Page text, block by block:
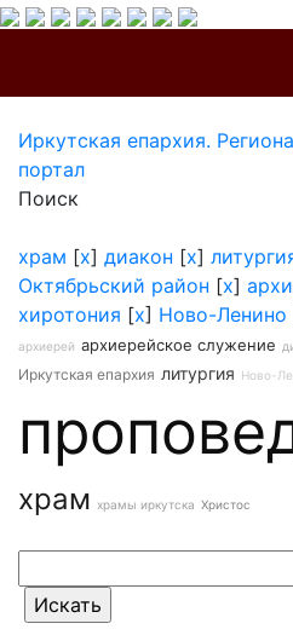
Иркутская епархия.
портал
Поиск
храм [x] диакон [x]
Октябрьский район [x]
хиротония [x] Ново-Ленино
архиерей архиерейское служение
Иркутская епархия литургия Ново-
храм храмы иркутска Христос